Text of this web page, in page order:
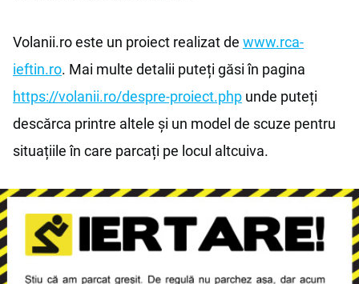
Volanii.ro este un proiect realizat de www.rca-
ieftin.ro. Mai multe detalii puteți găsi în pagina
https://volanii.ro/despre-proiect.php unde puteți
descărca printre altele și un model de scuze pentru
situațiile în care parcați pe locul altcuiva.